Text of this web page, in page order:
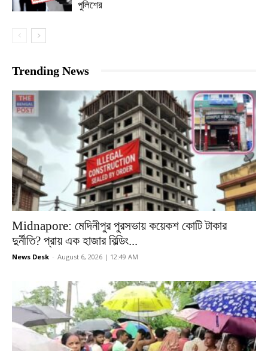
পুলিশের
Trending News
Midnapore: মেদিনীপুর পুরসভায় কয়েকশ কোটি টাকার
দুর্নীতি? প্রায় এক হাজার বিল্ডিং...
News Desk - August 6, 2026 | 12:49 AM